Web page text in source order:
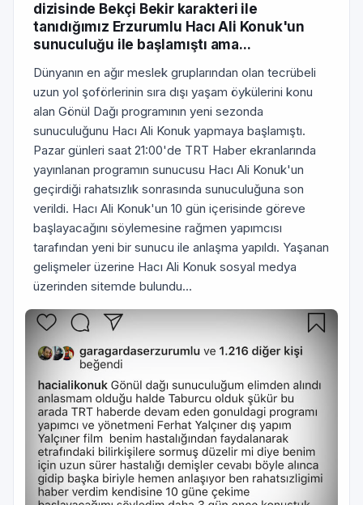
dizisinde Bekçi Bekir karakteri ile
tanıdığımız Erzurumlu Hacı Ali Konuk'un
sunuculuğu ile başlamıştı ama...
Dünyanın en ağır meslek gruplarından olan tecrübeli
uzun yol şoförlerinin sıra dışı yaşam öykülerini konu
alan Gönül Dağı programının yeni sezonda
sunuculuğunu Hacı Ali Konuk yapmaya başlamıştı.
Pazar günleri saat 21:00'de TRT Haber ekranlarında
yayınlanan programın sunucusu Hacı Ali Konuk'un
geçirdiği rahatsızlık sonrasında sunuculuğuna son
verildi. Hacı Ali Konuk'un 10 gün içerisinde göreve
başlayacağını söylemesine rağmen yapımcısı
tarafından yeni bir sunucu ile anlaşma yapıldı. Yaşanan
gelişmeler üzerine Hacı Ali Konuk sosyal medya
üzerinden sitemde bulundu...